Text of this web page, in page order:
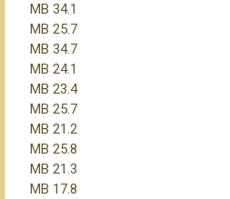
34.1 MB
25.7 MB
34.7 MB
24.1 MB
23.4 MB
25.7 MB
21.2 MB
25.8 MB
21.3 MB
17.8 MB